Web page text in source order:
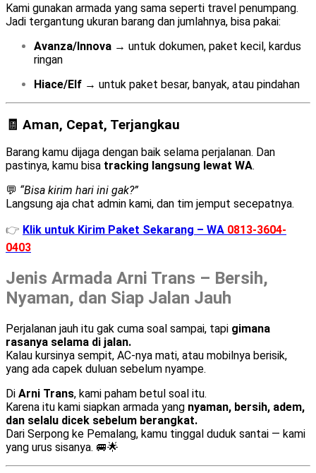
Kami gunakan armada yang sama seperti travel penumpang.
Jadi tergantung ukuran barang dan jumlahnya, bisa pakai:
Avanza/Innova → untuk dokumen, paket kecil, kardus
ringan
Hiace/Elf → untuk paket besar, banyak, atau pindahan
🧾 Aman, Cepat, Terjangkau
Barang kamu dijaga dengan baik selama perjalanan. Dan
pastinya, kamu bisa tracking langsung lewat WA.
💬 “Bisa kirim hari ini gak?”
Langsung aja chat admin kami, dan tim jemput secepatnya.
👉 Klik untuk Kirim Paket Sekarang – WA 0813-3604-
0403
Jenis Armada Arni Trans – Bersih,
Nyaman, dan Siap Jalan Jauh
Perjalanan jauh itu gak cuma soal sampai, tapi gimana
rasanya selama di jalan.
Kalau kursinya sempit, AC-nya mati, atau mobilnya berisik,
yang ada capek duluan sebelum nyampe.
Di Arni Trans, kami paham betul soal itu.
Karena itu kami siapkan armada yang nyaman, bersih, adem,
dan selalu dicek sebelum berangkat.
Dari Serpong ke Pemalang, kamu tinggal duduk santai — kami
yang urus sisanya. 🚐🌟